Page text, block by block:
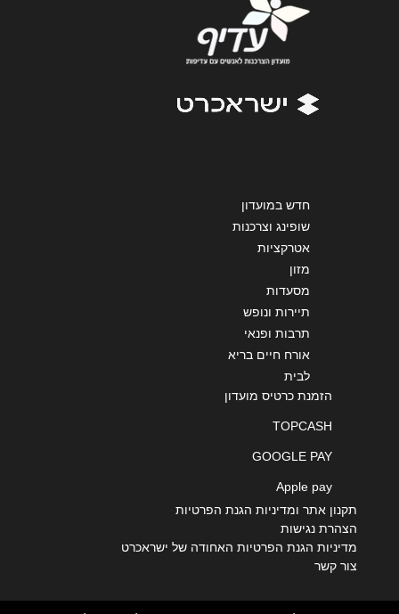
אנא חזרו אלי בקשר ל...
חדש במועדון
שופינג וצרכנות
אטרקציות
מזון
מסעדות
תיירות ונופש
תרבות ופנאי
אורח חיים בריא
לבית
הזמנת כרטיס מועדון
TOPCASH
GOOGLE PAY
Apple pay
תקנון אתר ומדיניות הגנת הפרטיות
הצהרת נגישות
מדיניות הגנת הפרטיות האחודה של ישראכרט
צור קשר